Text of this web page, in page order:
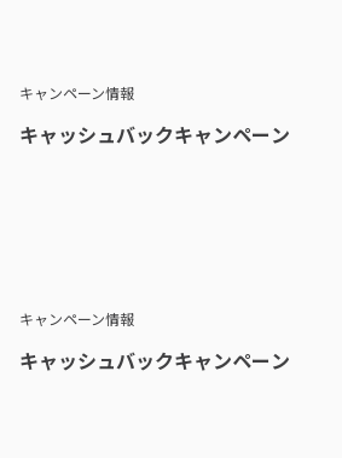
キャンペーン情報
キャッシュバックキャンペーン
キャンペーン情報
キャッシュバックキャンペーン